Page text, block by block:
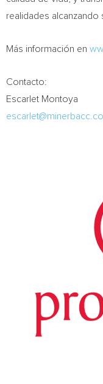
realidades alcanzando
Más información en
Contacto:
Escarlet Montoya